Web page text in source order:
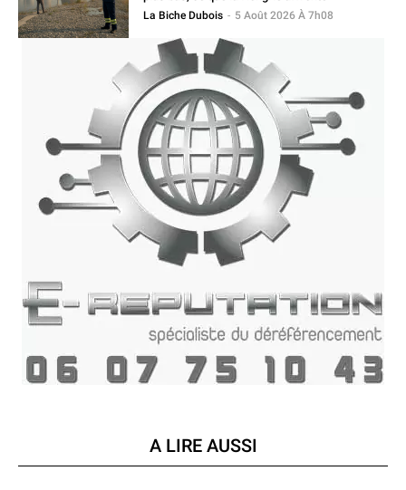
La Biche Dubois - 5 Août 2026 À 7h08
A LIRE AUSSI